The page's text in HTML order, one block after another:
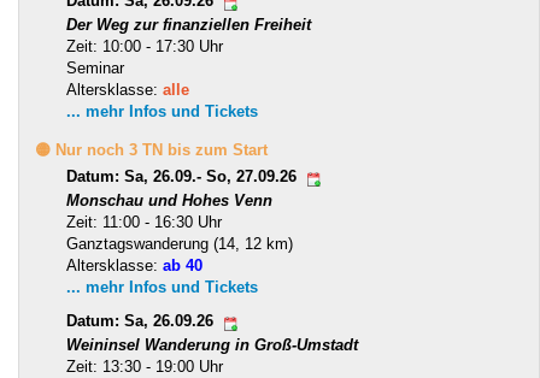
Der Weg zur finanziellen Freiheit
Zeit: 10:00 - 17:30 Uhr
Seminar
Altersklasse: alle
... mehr Infos und Tickets
🟡 Nur noch 3 TN bis zum Start
Datum: Sa, 26.09.- So, 27.09.26
Monschau und Hohes Venn
Zeit: 11:00 - 16:30 Uhr
Ganztagswanderung (14, 12 km)
Altersklasse: ab 40
... mehr Infos und Tickets
Datum: Sa, 26.09.26
Weininsel Wanderung in Groß-Umstadt
Zeit: 13:30 - 19:00 Uhr